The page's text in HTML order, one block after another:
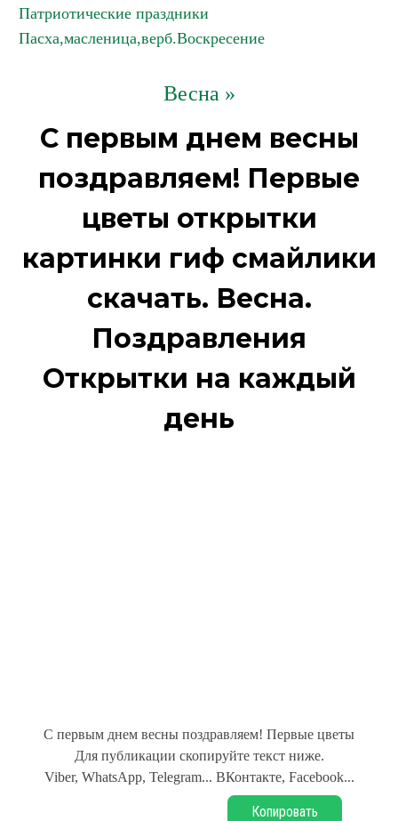
Патриотические праздники
Пасха,масленица,верб.Воскресение
Весна »
С первым днем весны
поздравляем! Первые
цветы открытки
картинки гиф смайлики
скачать. Весна.
Поздравления
Открытки на каждый
день
С первым днем весны поздравляем! Первые цветы
Для публикации скопируйте текст ниже.
Viber, WhatsApp, Telegram... ВКонтакте, Facebook...
Копировать